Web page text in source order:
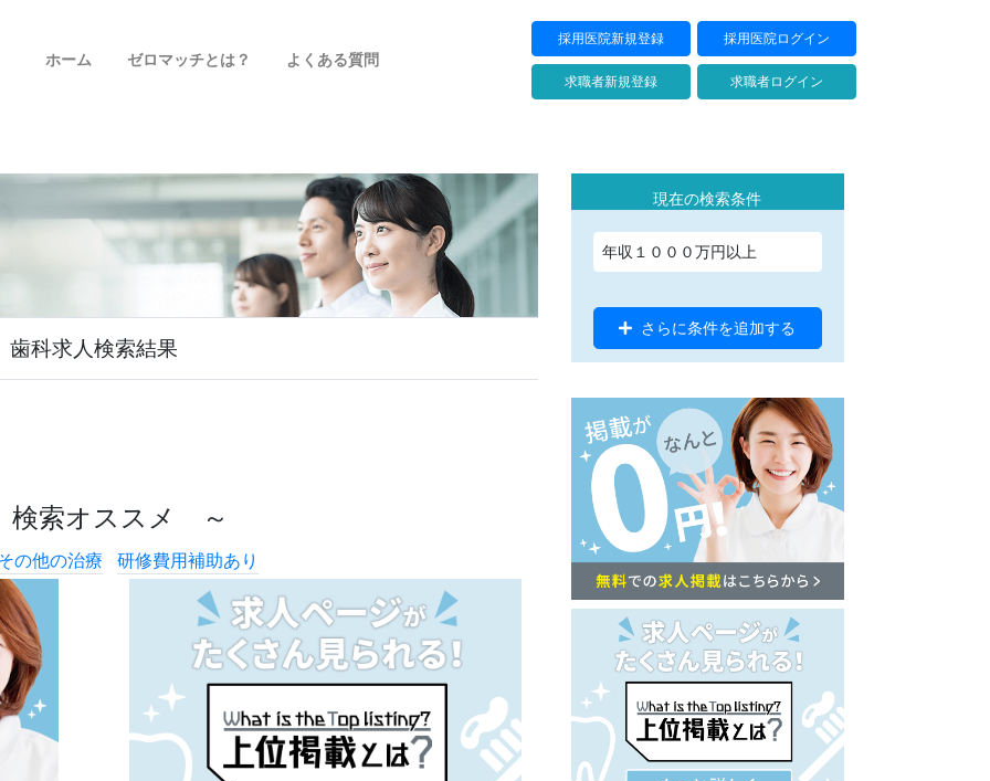
ホーム ゼロマッチとは？ よくある質問
採用医院新規登録 採用医院ログイン
求職者新規登録 求職者ログイン
現在の検索条件
年収１０００万円以上
さらに条件を追加する
歯科求人検索結果
索オススメ ～
の他の治療 研修費用補助あり